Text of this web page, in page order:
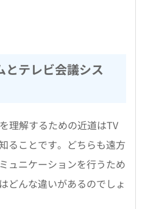
テレビ会議シス
理解するための近道はTV
ることです。どちらも遠方
ュニケーションを行うため
どんな違いがあるのでしょ